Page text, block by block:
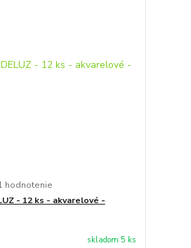
hodnotenie
- 12 ks - akvarelové -
skladom 5 ks